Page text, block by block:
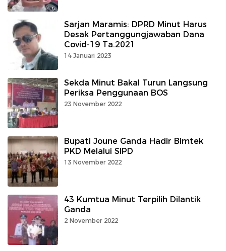
Sarjan Maramis: DPRD Minut Harus
Desak Pertanggungjawaban Dana
Covid-19 Ta.2021
14 Januari 2023
Sekda Minut Bakal Turun Langsung
Periksa Penggunaan BOS
23 November 2022
Bupati Joune Ganda Hadir Bimtek
PKD Melalui SIPD
13 November 2022
43 Kumtua Minut Terpilih Dilantik
Ganda
2 November 2022